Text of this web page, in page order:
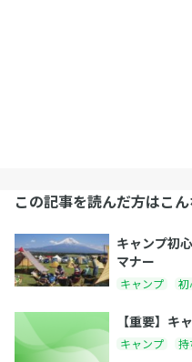
この記事を読んだ方はこ
キャンプ初
マナー
キャンプ 初
【重要】
キャンプ 持